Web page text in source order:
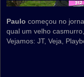
Paulo começou no
qual um velho
Vejamos: JT, Veja,